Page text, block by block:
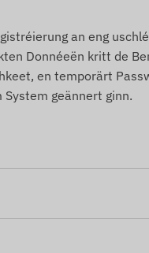
an eng
Donnéeën kritt de
en temporärt
geännert ginn.